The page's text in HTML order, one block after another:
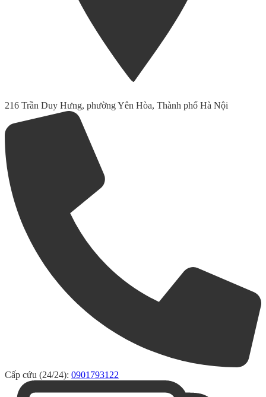
216 Trần Duy Hưng, phường Yên Hòa, Thành phố Hà Nội
Cấp cứu (24/24): 0901793122